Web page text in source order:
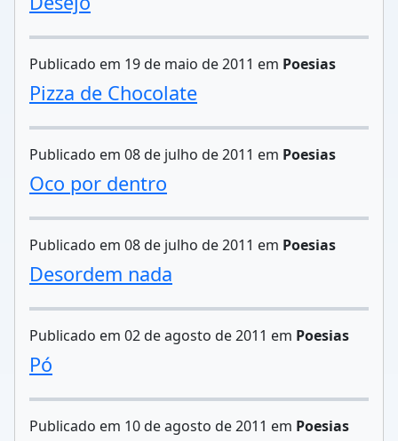
Publicado em 19 de maio de 2011 em Poesias
Pizza de Chocolate
Publicado em 08 de julho de 2011 em Poesias
Oco por dentro
Publicado em 08 de julho de 2011 em Poesias
Desordem nada
Publicado em 02 de agosto de 2011 em Poesias
Pó
Publicado em 10 de agosto de 2011 em Poesias